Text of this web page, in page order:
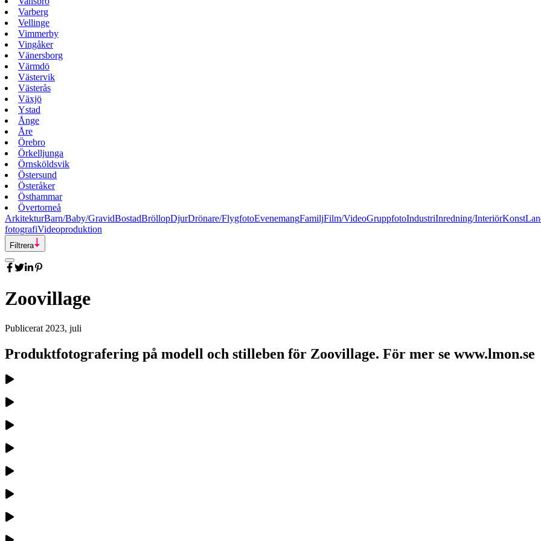
Varberg
Vellinge
Vimmerby
Vingåker
Vänersborg
Värmdö
Västervik
Västerås
Växjö
Ystad
Ånge
Åre
Örebro
Örkelljunga
Örnsköldsvik
Östersund
Österåker
Östhammar
Övertorneå
ArkitekturBarn/Baby/GravidBostadBröllopDjurDrönare/FlygfotoEvenemangFamiljFilm/VideoGruppfotoIndustriInredning/InteriörKonst
fotografiVideoproduktion
Filtrera
Zoovillage
Publicerat 2023, juli
Produktfotografering på modell och stilleben för Zoovillage. För mer se www.lmon.se